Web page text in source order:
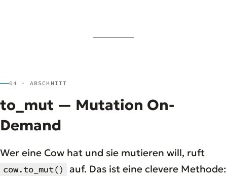
04 · ABSCHNITT
to_mut — Mutation On-
Demand
Wer eine Cow hat und sie mutieren will, ruft
cow.to_mut() auf. Das ist eine clevere Methode: